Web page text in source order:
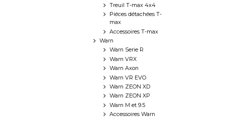
Treuil T-max 4x4
Piéces détachées T-
max
Accessoires T-max
Warn
Warn Serie R
Warn VRX
Warn Axon
Warn VR EVO
Warn ZEON XD
Warn ZEON XP
Warn M et 9.5
Accessoires Warn